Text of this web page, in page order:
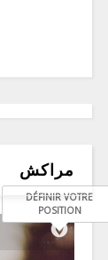
مراكش
DÉFINIR VOTRE
POSITION